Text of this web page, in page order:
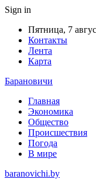
Sign in
Пятница, 7
Контакты
Лента
Карта
Барановичи
Главная
Экономика
Общество
Происшествия
Погода
В мире
baranovichi.by